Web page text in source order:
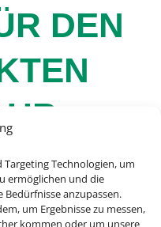
Technologien, um
ermöglichen und die
Bedürfnisse anzupassen.
um Ergebnisse zu messen,
kommen oder um unsere
DEN
die USA oder
gibt so viel zu